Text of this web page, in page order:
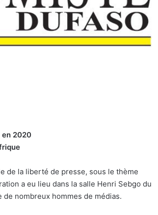
en 2020
de la liberté de presse, sous le thème
a eu lieu dans la salle Henri Sebgo du
nombreux hommes de médias.